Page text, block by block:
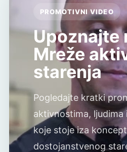
PROMOTIVNI VIDEO
Upoznajte
Mreže
starenja
Pogledajte kratki
aktivnostima, ljudima
koje stoje iza
dostojanstvenog